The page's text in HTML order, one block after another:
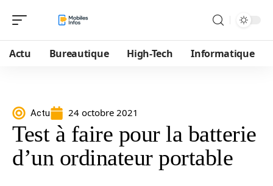
Actu Bureautique High-Tech Informatique
Actu 24 octobre 2021
Test à faire pour la batterie
d’un ordinateur portable